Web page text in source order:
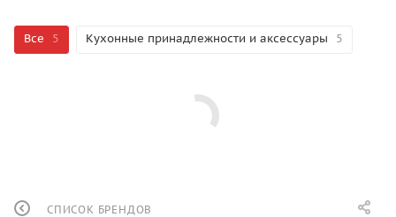
Все 5 Кухонные принадлежности и аксессуары 5
СПИСОК БРЕНДОВ